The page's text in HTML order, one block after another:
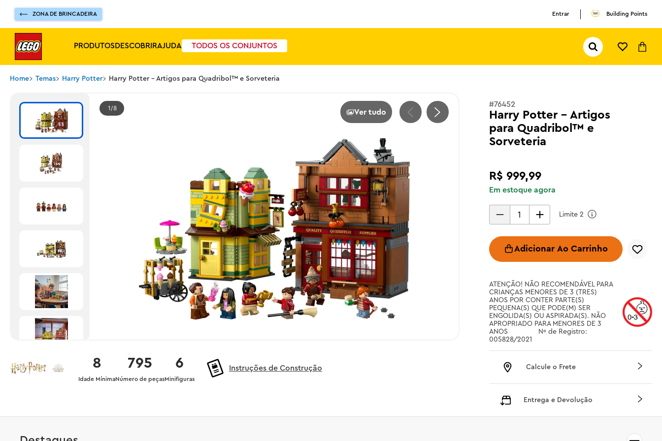
ZONA DE BRINCADEIRA Entrar Building Points
PRODUTOSDESCOBRIRAJUDA TODOS OS CONJUNTOS
Pesquisar...
Home Temas Harry Potter Harry Potter - Artigos para Quadribol™ e Sorveteria
1 8 Ver tudo
795
Número de peças
6
Minifiguras
8
Idade Mínima
Instruções de Construção
#76452
Harry Potter - Artigos
para Quadribol™ e
Sorveteria
R$ 999,99
Em estoque agora
Limite 2
Adicionar Ao Carrinho
ATENÇÃO! NÃO RECOMENDÁVEL PARA
CRIANÇAS MENORES DE 3 (TRES)
ANOS POR CONTER PARTE(S)
PEQUENA(S) QUE PODE(M) SER
ENGOLIDA(S) OU ASPIRADA(S). NÃO
APROPRIADO PARA MENORES DE 3
ANOS		 Nº de Registro:
005828/2021
Calcule o Frete
Entrega e Devolução
pokemon
olivia